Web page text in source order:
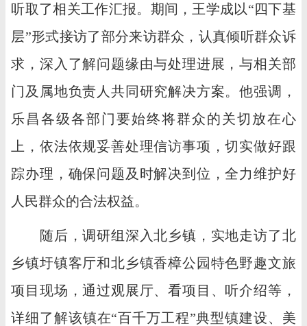
听取了相关工作汇报。期间，王学成以“四下基
层”形式接访了部分来访群众，认真倾听群众诉
求，深入了解问题缘由与处理进展，与相关部
门及属地负责人共同研究解决方案。他强调，
乐昌各级各部门要始终将群众的关切放在心
上，依法依规妥善处理信访事项，切实做好跟
踪办理，确保问题及时解决到位，全力维护好
人民群众的合法权益。
随后，调研组深入北乡镇，实地走访了北
乡镇圩镇客厅和北乡镇香樟公园特色野趣文旅
项目现场，通过观展厅、看项目、听介绍等，
详细了解该镇在“百千万工程”典型镇建设、美